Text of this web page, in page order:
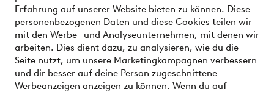
Erfahrung auf unserer Website bieten zu können. Diese
personenbezogenen Daten und diese Cookies teilen wir
mit den Werbe- und Analyseunternehmen, mit denen wir
arbeiten. Dies dient dazu, zu analysieren, wie du die
Seite nutzt, um unsere Marketingkampagnen verbessern
und dir besser auf deine Person zugeschnittene
Werbeanzeigen anzeigen zu können. Wenn du auf
Sichere Zahlungen - Jetzt bezahlen oder aufteilen
Möchtest du mehr über unsere
Zahlungsmöglichkeitenerfahren?